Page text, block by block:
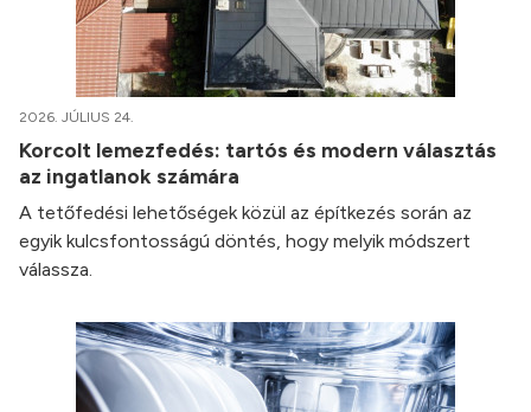
2026. JÚLIUS 24.
Korcolt lemezfedés: tartós és modern választás
az ingatlanok számára
A tetőfedési lehetőségek közül az építkezés során az
egyik kulcsfontosságú döntés, hogy melyik módszert
válassza.